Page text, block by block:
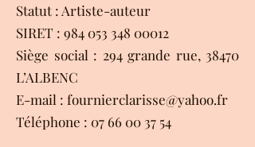
Statut : Artiste-auteur
SIRET : 984 053 348 00012
Siège social : 294 grande rue, 38470
L’ALBENC
E-mail : fournierclarisse@yahoo.fr
Téléphone : 07 66 00 37 54